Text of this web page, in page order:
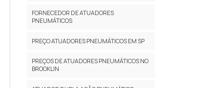
FORNECEDOR DE ATUADORES
PNEUMÁTICOS
PREÇO ATUADORES PNEUMÁTICOS EM SP
PREÇOS DE ATUADORES PNEUMÁTICOS NO
BROOKLIN